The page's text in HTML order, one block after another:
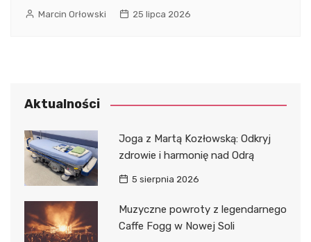
Marcin Orłowski 25 lipca 2026
Aktualności
Joga z Martą Kozłowską: Odkryj
zdrowie i harmonię nad Odrą
5 sierpnia 2026
Muzyczne powroty z legendarnego
Caffe Fogg w Nowej Soli